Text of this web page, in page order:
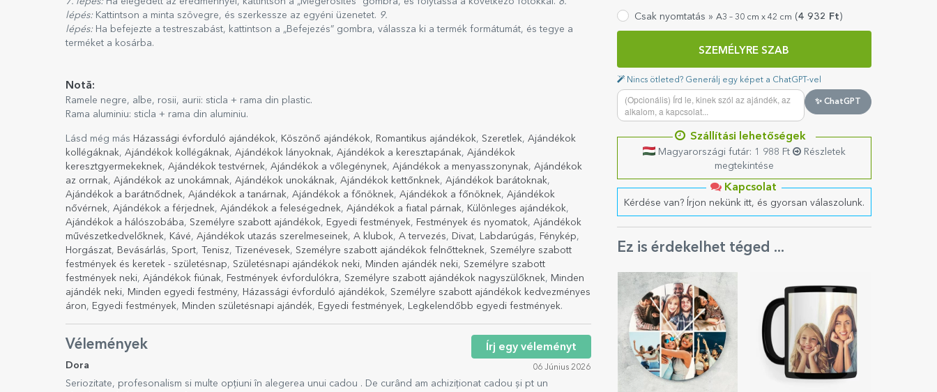
Csak nyomtatás » A3 – 30 cm x 42 cm (4 932 Ft )
SZEMÉLYRE SZAB
Nincs ötleted? Generálj egy képet a ChatGPT-vel
✨ ChatGPT
Szállítási lehetőségek
Magyarországi futár: 1 988 Ft
Részletek
megtekintése
Kapcsolat
Kérdése van? Írjon nekünk itt, és gyorsan válaszolunk.
Ez is érdekelhet téged ...
lépés: Kattintson a minta szövegre, és szerkessze az egyéni üzenetet. 9.
lépés: Ha befejezte a testreszabást, kattintson a „Befejezés” gombra, válassza ki a termék formátumát, és tegye a
terméket a kosárba.
Notă:
Ramele negre, albe, rosii, aurii: sticla + rama din plastic.
Rama aluminiu: sticla + rama din aluminiu.
Lásd még más Házassági évforduló ajándékok, Köszönő ajándékok, Romantikus ajándékok, Szeretlek, Ajándékok
kollégáknak, Ajándékok kollégáknak, Ajándékok lányoknak, Ajándékok a keresztapának, Ajándékok
keresztgyermekeknek, Ajándékok testvérnek, Ajándékok a vőlegénynek, Ajándékok a menyasszonynak, Ajándékok
az orrnak, Ajándékok az unokámnak, Ajándékok unokáknak, Ajándékok kettőnknek, Ajándékok barátoknak,
Ajándékok a barátnődnek, Ajándékok a tanárnak, Ajándékok a főnöknek, Ajándékok a főnöknek, Ajándékok
nővérnek, Ajándékok a férjednek, Ajándékok a feleségednek, Ajándékok a fiatal párnak, Különleges ajándékok,
Ajándékok a hálószobába, Személyre szabott ajándékok, Egyedi festmények, Festmények és nyomatok, Ajándékok
művészetkedvelőknek, Kávé, Ajándékok utazás szerelmeseinek, A klubok, A tervezés, Divat, Labdarúgás, Fénykép,
Horgászat, Bevásárlás, Sport, Tenisz, Tizenévesek, Személyre szabott ajándékok felnőtteknek, Személyre szabott
festmények és keretek - születésnap, Születésnapi ajándékok neki, Minden ajándék neki, Személyre szabott
festmények neki, Ajándékok fiúnak, Festmények évfordulókra, Személyre szabott ajándékok nagyszülőknek, Minden
ajándék neki, Minden egyedi festmény, Házassági évforduló ajándékok, Személyre szabott ajándékok kedvezményes
áron, Egyedi festmények, Minden születésnapi ajándék, Egyedi festmények, Legkelendőbb egyedi festmények.
Vélemények Írj egy véleményt
Dora 06 Június 2026
Seriozitate, profesonalism si multe opțiuni în alegerea unui cadou . De curând am achiziționat cadou și pt un